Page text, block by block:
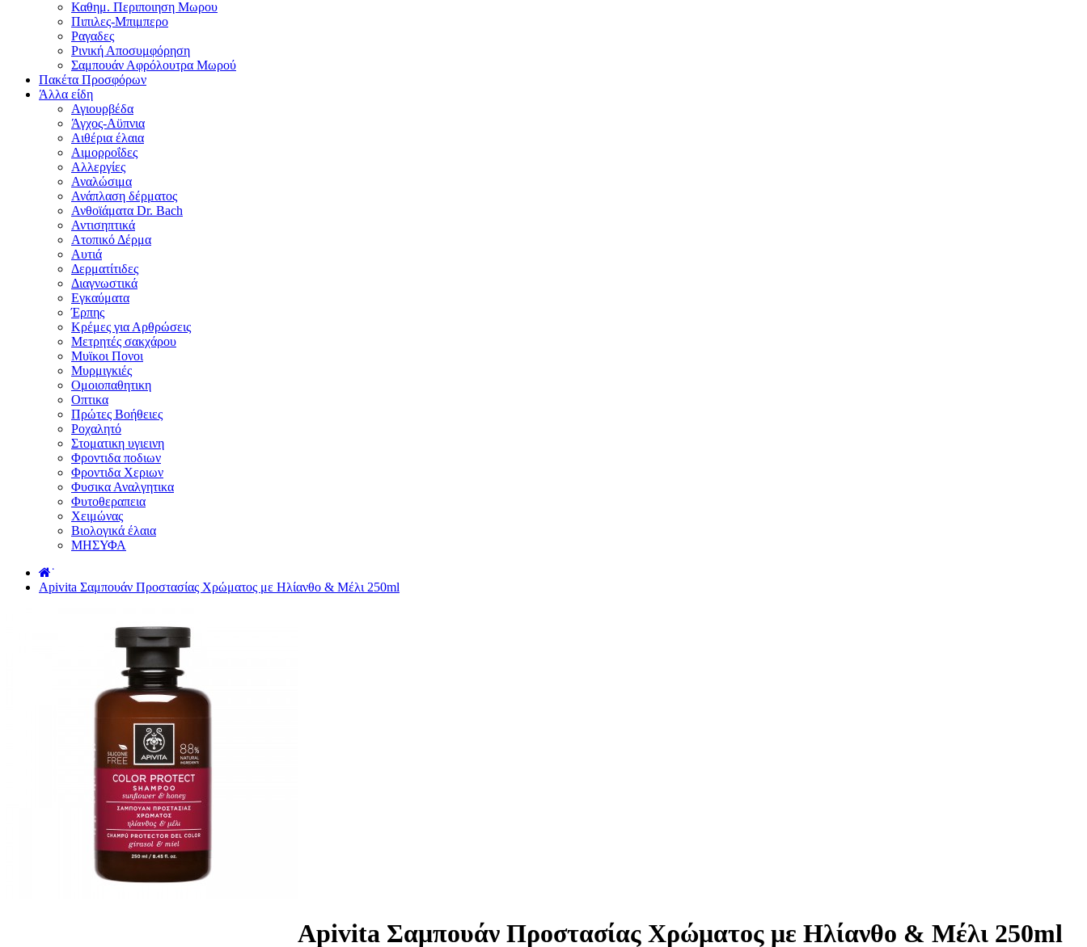
Καθημ. Περιποιηση Μωρου
Πιπιλες-Μπιμπερο
Ραγαδες
Ρινική Αποσυμφόρηση
Σαμπουάν Αφρόλουτρα Μωρού
Πακέτα Προσφόρων
Άλλα είδη
Αγιουρβέδα
Άγχος-Αϋπνια
Αιθέρια έλαια
Αιμορροΐδες
Αλλεργίες
Αναλώσιμα
Ανάπλαση δέρματος
Ανθοϊάματα Dr. Bach
Αντισηπτικά
Ατοπικό Δέρμα
Αυτιά
Δερματίτιδες
Διαγνωστικά
Εγκαύματα
Έρπης
Κρέμες για Αρθρώσεις
Μετρητές σακχάρου
Μυϊκοι Πονοι
Μυρμιγκιές
Ομοιοπαθητικη
Οπτικα
Πρώτες Βοήθειες
Ροχαλητό
Στοματικη υγιεινη
Φροντιδα ποδιων
Φροντιδα Χεριων
Φυσικα Αναλγητικα
Φυτοθεραπεια
Χειμώνας
Βιολογικά έλαια
ΜΗΣΥΦΑ
˙
Apivita Σαμπουάν Προστασίας Χρώματος με Ηλίανθο & Μέλι 250ml
Apivita Σαμπουάν Προστασίας Χρώματος με Ηλίανθο & Μέλι 250ml